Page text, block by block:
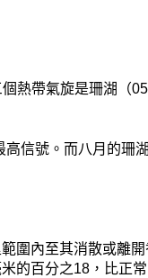
個熱帶氣旋是珊湖（
信號。而八月的珊
圍內至其消散或離
的百分之18，比正